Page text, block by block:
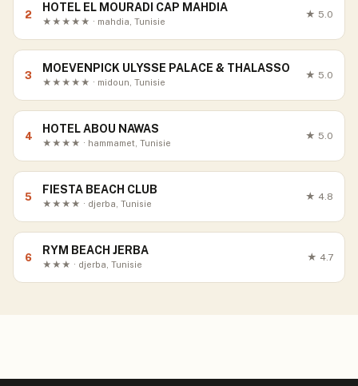
2
HOTEL EL MOURADI CAP MAHDIA
★★★★★ · mahdia, Tunisie
★ 5.0
3
MOEVENPICK ULYSSE PALACE & THALASSO
★★★★★ · midoun, Tunisie
★ 5.0
4
HOTEL ABOU NAWAS
★★★★ · hammamet, Tunisie
★ 5.0
5
FIESTA BEACH CLUB
★★★★ · djerba, Tunisie
★ 4.8
6
RYM BEACH JERBA
★★★ · djerba, Tunisie
★ 4.7